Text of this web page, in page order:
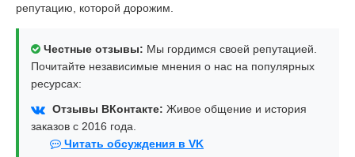
репутацию, которой дорожим.
Честные отзывы: Мы гордимся своей репутацией.
Почитайте независимые мнения о нас на популярных
ресурсах:
Отзывы ВКонтакте: Живое общение и история
заказов с 2016 года.
Читать обсуждения в VK